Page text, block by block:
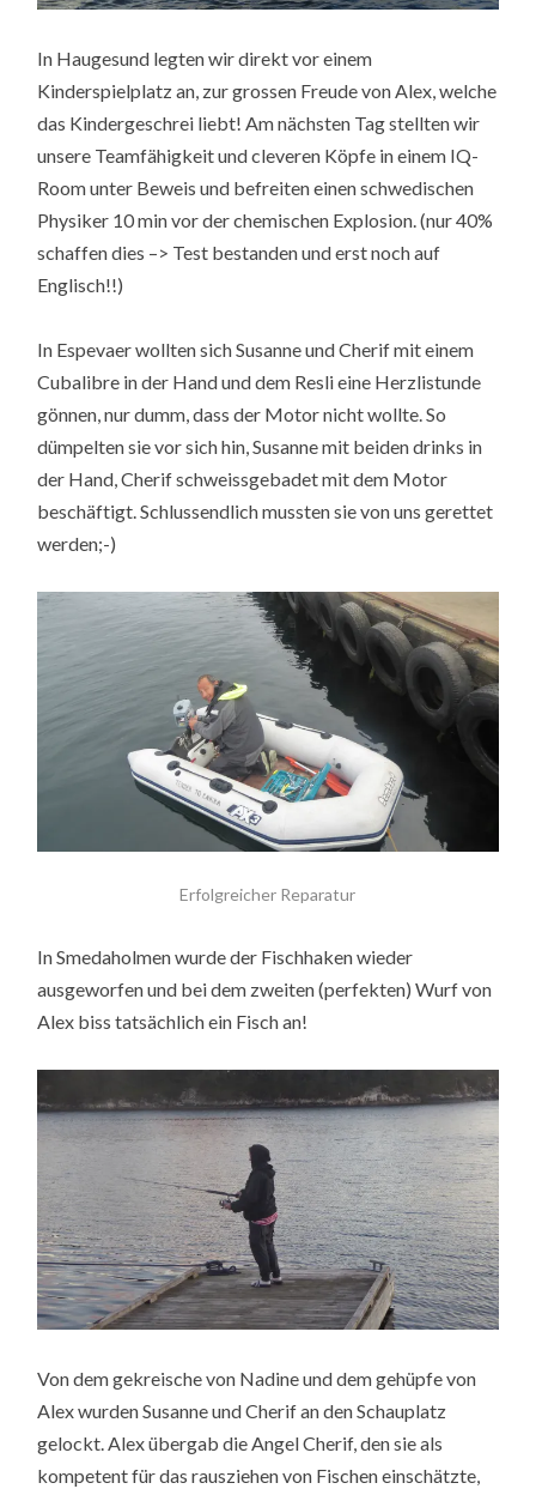
In Haugesund legten wir direkt vor einem
Kinderspielplatz an, zur grossen Freude von Alex, welche
das Kindergeschrei liebt! Am nächsten Tag stellten wir
unsere Teamfähigkeit und cleveren Köpfe in einem IQ-
Room unter Beweis und befreiten einen schwedischen
Physiker 10 min vor der chemischen Explosion. (nur 40%
schaffen dies –> Test bestanden und erst noch auf
Englisch!!)
In Espevaer wollten sich Susanne und Cherif mit einem
Cubalibre in der Hand und dem Resli eine Herzlistunde
gönnen, nur dumm, dass der Motor nicht wollte. So
dümpelten sie vor sich hin, Susanne mit beiden drinks in
der Hand, Cherif schweissgebadet mit dem Motor
beschäftigt. Schlussendlich mussten sie von uns gerettet
werden;-)
Erfolgreicher Reparatur
In Smedaholmen wurde der Fischhaken wieder
ausgeworfen und bei dem zweiten (perfekten) Wurf von
Alex biss tatsächlich ein Fisch an!
Von dem gekreische von Nadine und dem gehüpfe von
Alex wurden Susanne und Cherif an den Schauplatz
gelockt. Alex übergab die Angel Cherif, den sie als
kompetent für das rausziehen von Fischen einschätzte,